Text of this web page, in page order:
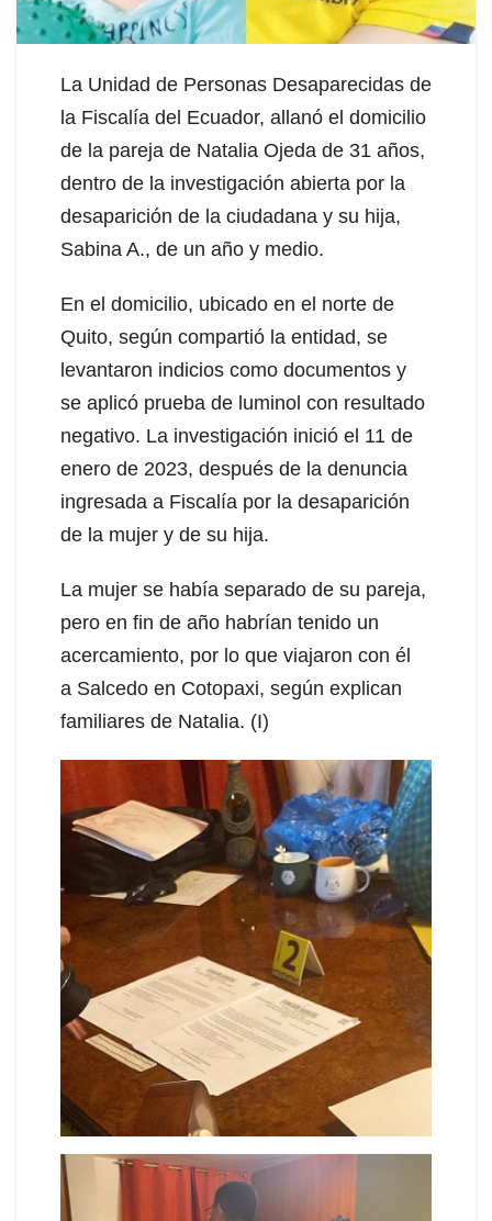
La Unidad de Personas Desaparecidas de
la Fiscalía del Ecuador, allanó el domicilio
de la pareja de Natalia Ojeda de 31 años,
dentro de la investigación abierta por la
desaparición de la ciudadana y su hija,
Sabina A., de un año y medio.
En el domicilio, ubicado en el norte de
Quito, según compartió la entidad, se
levantaron indicios como documentos y
se aplicó prueba de luminol con resultado
negativo. La investigación inició el 11 de
enero de 2023, después de la denuncia
ingresada a Fiscalía por la desaparición
de la mujer y de su hija.
La mujer se había separado de su pareja,
pero en fin de año habrían tenido un
acercamiento, por lo que viajaron con él
a Salcedo en Cotopaxi, según explican
familiares de Natalia. (I)